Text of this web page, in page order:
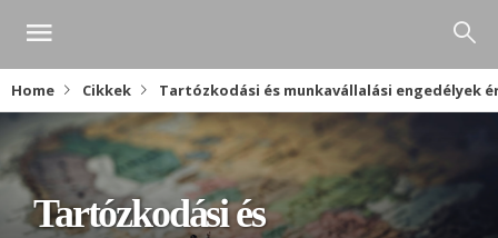
Home Cikkek Tartózkodási és munkavállalási engedélyek
Tartózkodási és